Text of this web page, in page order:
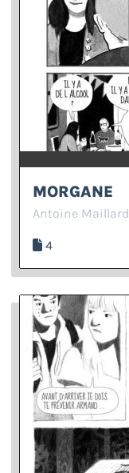
MORGANE
Antoine Maillard
4